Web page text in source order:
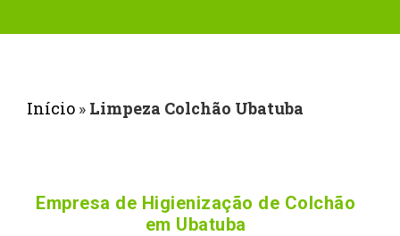
Início » Limpeza Colchão Ubatuba
Empresa de Higienização de Colchão
em Ubatuba